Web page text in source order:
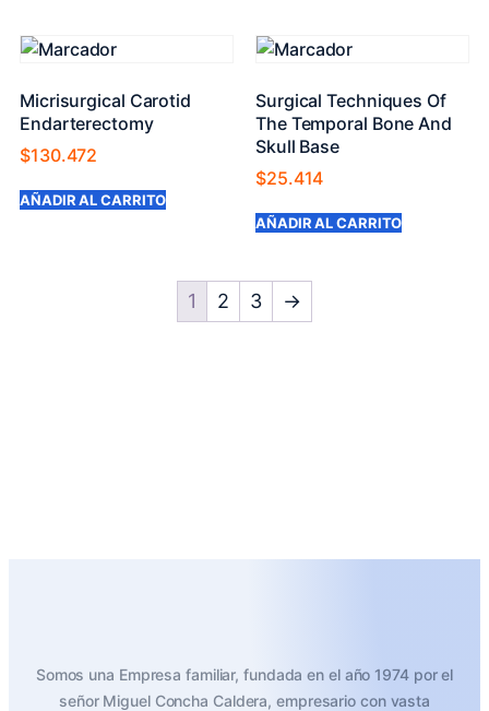
Micrisurgical Carotid
Endarterectomy
$130.472
AÑADIR AL CARRITO
Surgical Techniques Of
The Temporal Bone And
Skull Base
$25.414
AÑADIR AL CARRITO
1 2 3 →
Somos una Empresa familiar, fundada en el año 1974 por el
señor Miguel Concha Caldera, empresario con vasta